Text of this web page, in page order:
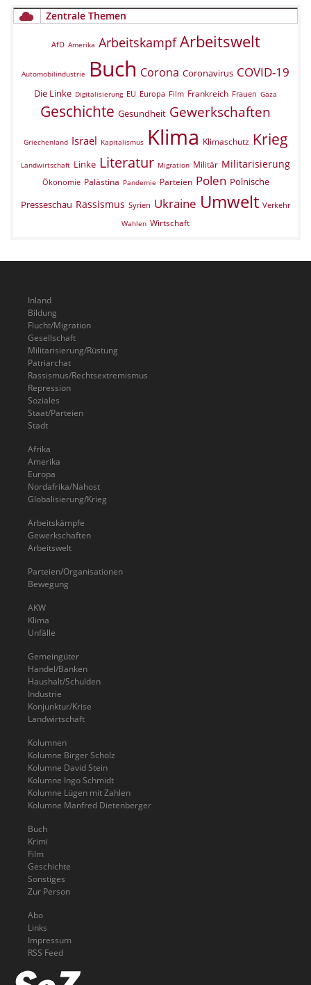
Zentrale Themen
AfD Amerika Arbeitskampf Arbeitswelt
Automobilindustrie Buch Corona Coronavirus COVID-19
Die Linke Digitalisierung EU Europa Film Frankreich Frauen Gaza
Geschichte Gesundheit Gewerkschaften
Griechenland Israel Kapitalismus Klima Klimaschutz Krieg
Landwirtschaft Linke Literatur Migration Militär Militarisierung
Ökonomie Palästina Pandemie Parteien Polen Polnische
Presseschau Rassismus Syrien Ukraine Umwelt Verkehr
Wahlen Wirtschaft
Inland
Bildung
Flucht/Migration
Gesellschaft
Militarisierung/Rüstung
Patriarchat
Rassismus/Rechtsextremismus
Repression
Soziales
Staat/Parteien
Stadt
Afrika
Amerika
Europa
Nordafrika/Nahost
Globalisierung/Krieg
Arbeitskämpfe
Gewerkschaften
Arbeitswelt
Parteien/Organisationen
Bewegung
AKW
Klima
Unfälle
Gemeingüter
Handel/Banken
Haushalt/Schulden
Industrie
Konjunktur/Krise
Landwirtschaft
Kolumnen
Kolumne Birger Scholz
Kolumne David Stein
Kolumne Ingo Schmidt
Kolumne Lügen mit Zahlen
Kolumne Manfred Dietenberger
Buch
Krimi
Film
Geschichte
Sonstiges
Zur Person
Abo
Links
Impressum
RSS Feed